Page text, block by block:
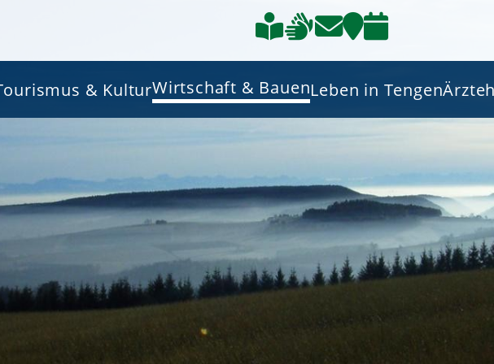
& KulturWirtschaft & BauenLeben in Tengen